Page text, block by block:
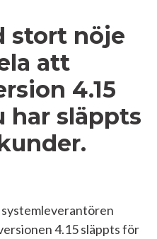
stort nöje
att
4.15
har släppts
systemleverantören
4.15 släppts för